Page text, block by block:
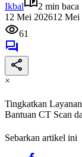
Ikbal
2 min baca
12 Mei 202612 Mei
61
×
Tingkatkan
Bantuan CT Scan
Sebarkan artikel ini